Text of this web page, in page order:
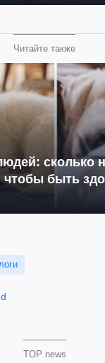
Читайте также
сколько
чтобы быть
TOP news